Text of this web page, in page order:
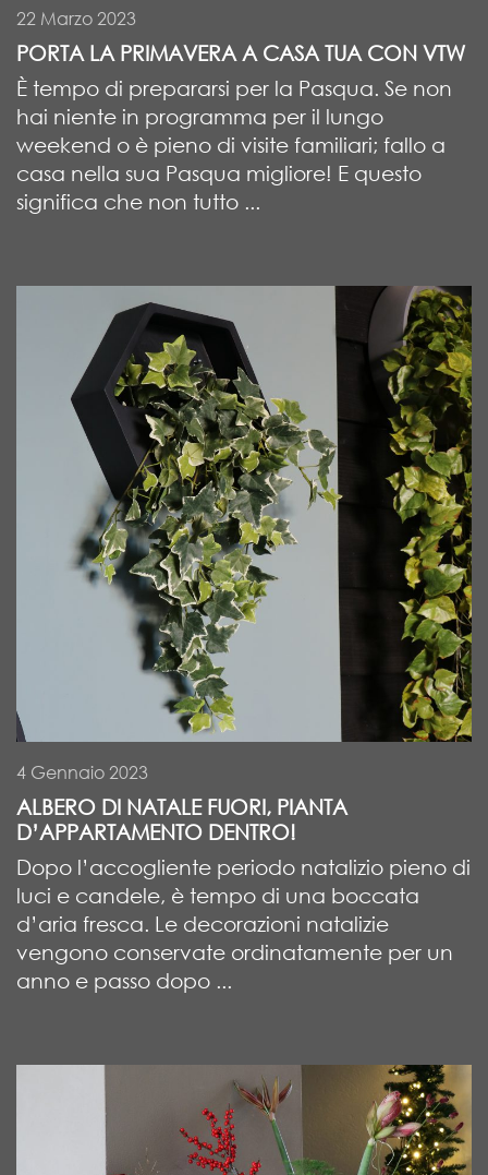
22 Marzo 2023
PORTA LA PRIMAVERA A CASA TUA CON VTW
È tempo di prepararsi per la Pasqua. Se non
hai niente in programma per il lungo
weekend o è pieno di visite familiari; fallo a
casa nella sua Pasqua migliore! E questo
significa che non tutto ...
4 Gennaio 2023
ALBERO DI NATALE FUORI, PIANTA
D’APPARTAMENTO DENTRO!
Dopo l’accogliente periodo natalizio pieno di
luci e candele, è tempo di una boccata
d’aria fresca. Le decorazioni natalizie
vengono conservate ordinatamente per un
anno e passo dopo ...